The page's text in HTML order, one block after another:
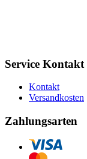
Service Kontakt
Kontakt
Versandkosten
Zahlungsarten